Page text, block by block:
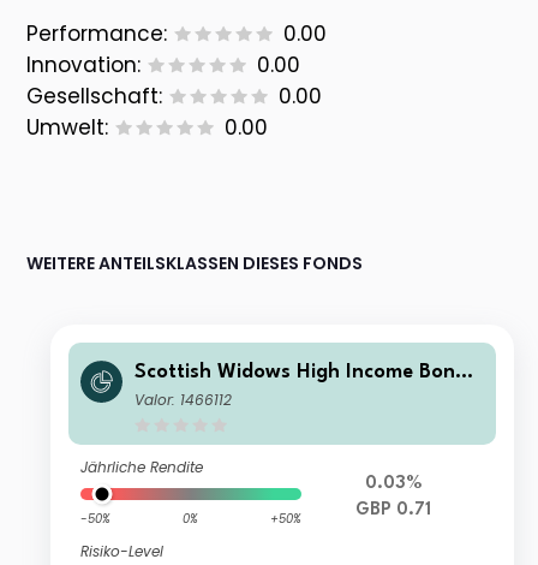
Performance:
0.00
Innovation:
0.00
Gesellschaft:
0.00
Umwelt:
0.00
WEITERE ANTEILSKLASSEN DIESES FONDS
Scottish Widows High Income Bond F
und Inc
Valor: 1466112
Jährliche Rendite
-50% 0% +50%
Risiko-Level
0.03%
GBP 0.71